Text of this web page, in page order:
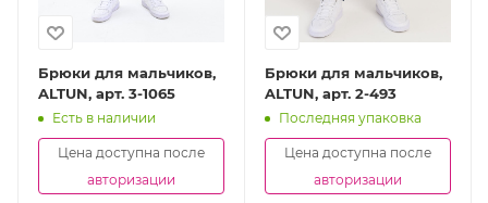
Брюки для мальчиков,
ALTUN, арт. 3-1065
Есть в наличии
Цена доступна после
авторизации
Брюки для мальчиков,
ALTUN, арт. 2-493
Последняя упаковка
Цена доступна после
авторизации